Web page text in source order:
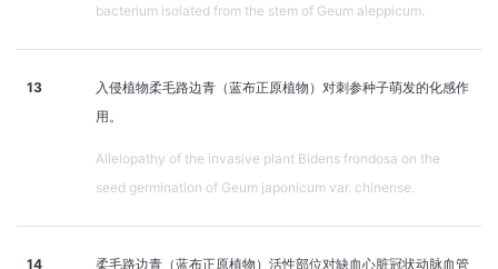
bacterium isolated from the stem of Geum aleppicum.
13
入侵植物柔毛路边青（蓝布正原植物）对刺参种子萌发的化感作
用。
Allelopathy of the invasive plant Bidens frondosa on the
seed germination of Geum japonicum var. chinense.
14
柔毛路边青（蓝布正原植物）活性部位对缺血心脏冠状动脉血管